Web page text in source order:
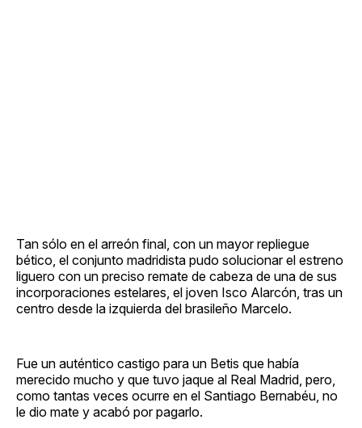
Tan sólo en el arreón final, con un mayor repliegue
bético, el conjunto madridista pudo solucionar el estreno
liguero con un preciso remate de cabeza de una de sus
incorporaciones estelares, el joven Isco Alarcón, tras un
centro desde la izquierda del brasileño Marcelo.
Fue un auténtico castigo para un Betis que había
merecido mucho y que tuvo jaque al Real Madrid, pero,
como tantas veces ocurre en el Santiago Bernabéu, no
le dio mate y acabó por pagarlo.